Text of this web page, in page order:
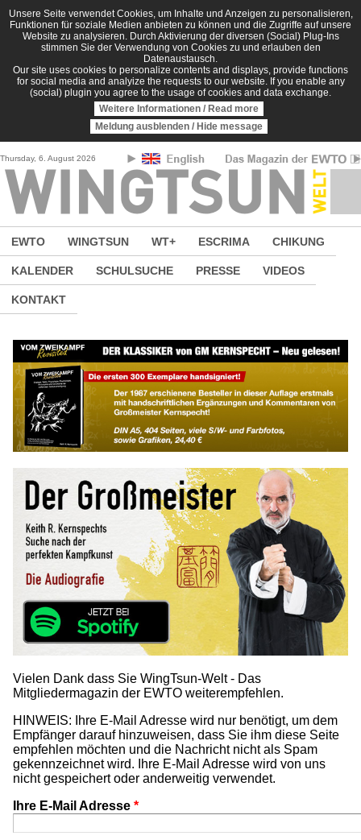
Direkt zum Inhalt
Unsere Seite verwendet Cookies, um Inhalte und Anzeigen zu personalisieren,
Funktionen für soziale Medien anbieten zu können und die Zugriffe auf unsere
Website zu analysieren. Durch Aktivierung der diversen (Social) Plug-Ins
stimmen Sie der Verwendung von Cookies zu und erlauben den
Datenaustausch.
Our site uses cookies to personalize contents and displays, provide functions
for social media and analyize the requests to our website. If you enable any
(social) plugin you agree to the usage of cookies and data exchange.
Weitere Informationen / Read more
Meldung ausblenden / Hide message
Thursday, 6. August 2026
EWTO WINGTSUN WT+ ESCRIMA CHIKUNG
KALENDER SCHULSUCHE PRESSE VIDEOS
KONTAKT
Vielen Dank dass Sie WingTsun-Welt - Das
Mitgliedermagazin der EWTO weiterempfehlen.
HINWEIS: Ihre E-Mail Adresse wird nur benötigt, um dem
Empfänger darauf hinzuweisen, dass Sie ihm diese Seite
empfehlen möchten und die Nachricht nicht als Spam
gekennzeichnet wird. Ihre E-Mail Adresse wird von uns
nicht gespeichert oder anderweitig verwendet.
Ihre E-Mail Adresse *